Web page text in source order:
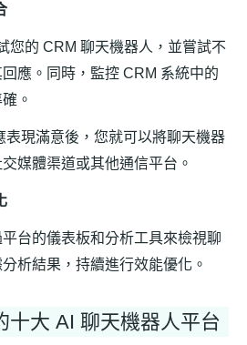
您的 CRM 聊天機器人，並嘗試不
應。同時，監控 CRM 系統中的
。
表現滿意後，您就可以將聊天機器
媒體渠道或其他通信平台。
台的儀表板和分析工具來檢視聊
析結果，持續進行效能優化。
十大 AI 聊天機器人平台